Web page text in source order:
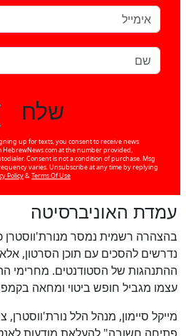
שלח
up for texts, you consent to receive news
HebrewNews.com at the number provided,
Consent is not a condition of purchase. Msg
varies. Unsubscribe at any time by replying
Policy&Terms Of Use
עמדת האוניברסיטה
בהצהרה רשמית נמסר מנורת'ווסטרן
נדרשים להסכים עם תוכן הסרטון,
ההתנהגות של הסטודנטים. מחרימי
עצמו מגביל חופש ביטוי ומחאה
מייקל סיימון, מנהל הלל נורת'ווסטרן,